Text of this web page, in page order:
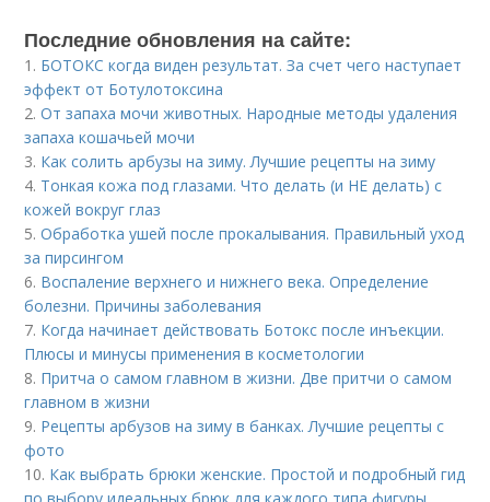
Последние обновления на сайте:
1. БОТОКС когда виден результат. За счет чего наступает
эффект от Ботулотоксина
2.От запаха мочи животных. Народные методы удаления
запаха кошачьей мочи
3. Как солить арбузы на зиму. Лучшие рецепты на зиму
4. Тонкая кожа под глазами. Что делать (и НЕ делать) с
кожей вокруг глаз
5.Обработка ушей после прокалывания. Правильный уход
за пирсингом
6. Воспаление верхнего и нижнего века. Определение
болезни. Причины заболевания
7. Когда начинает действовать Ботокс после инъекции.
Плюсы и минусы применения в косметологии
8. Притча о самом главном в жизни. Две притчи о самом
главном в жизни
9. Рецепты арбузов на зиму в банках. Лучшие рецепты с
фото
10. Как выбрать брюки женские. Простой и подробный гид
по выбору идеальных брюк для каждого типа фигуры